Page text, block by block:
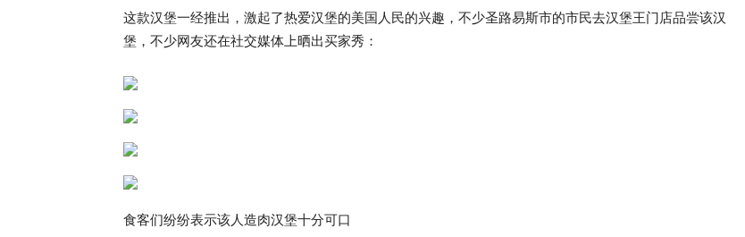
这款汉堡一经推出，激起了热爱汉堡的美国人民的兴趣，不少圣路易斯市的市民去汉堡王门店品尝该汉
堡，不少网友还在社交媒体上晒出买家秀：
食客们纷纷表示该人造肉汉堡十分可口